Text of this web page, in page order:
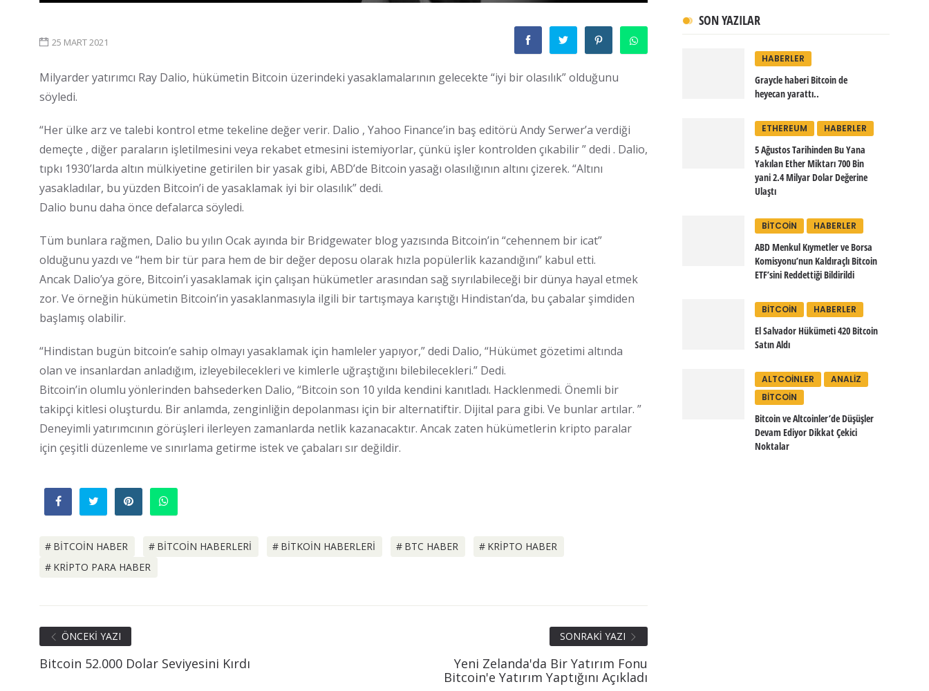
25 MART 2021
Milyarder yatırımcı Ray Dalio, hükümetin Bitcoin üzerindeki yasaklamalarının gelecekte “iyi bir olasılık” olduğunu
söyledi.
“Her ülke arz ve talebi kontrol etme tekeline değer verir. Dalio , Yahoo Finance’in baş editörü Andy Serwer’a verdiği
demeçte , diğer paraların işletilmesini veya rekabet etmesini istemiyorlar, çünkü işler kontrolden çıkabilir ” dedi . Dalio,
tıpkı 1930’larda altın mülkiyetine getirilen bir yasak gibi, ABD’de Bitcoin yasağı olasılığının altını çizerek. “Altını
yasakladılar, bu yüzden Bitcoin’i de yasaklamak iyi bir olasılık” dedi.
Dalio bunu daha önce defalarca söyledi.
Tüm bunlara rağmen, Dalio bu yılın Ocak ayında bir Bridgewater blog yazısında Bitcoin’in “cehennem bir icat”
olduğunu yazdı ve “hem bir tür para hem de bir değer deposu olarak hızla popülerlik kazandığını” kabul etti.
Ancak Dalio’ya göre, Bitcoin’i yasaklamak için çalışan hükümetler arasından sağ sıyrılabileceği bir dünya hayal etmek
zor. Ve örneğin hükümetin Bitcoin’in yasaklanmasıyla ilgili bir tartışmaya karıştığı Hindistan’da, bu çabalar şimdiden
başlamış olabilir.
“Hindistan bugün bitcoin’e sahip olmayı yasaklamak için hamleler yapıyor,” dedi Dalio, “Hükümet gözetimi altında
olan ve insanlardan anladığım, izleyebilecekleri ve kimlerle uğraştığını bilebilecekleri.” Dedi.
Bitcoin’in olumlu yönlerinden bahsederken Dalio, “Bitcoin son 10 yılda kendini kanıtladı. Hacklenmedi. Önemli bir
takipçi kitlesi oluşturdu. Bir anlamda, zenginliğin depolanması için bir alternatiftir. Dijital para gibi. Ve bunlar artılar. ”
Deneyimli yatırımcının görüşleri ilerleyen zamanlarda netlik kazanacaktır. Ancak zaten hükümetlerin kripto paralar
için çeşitli düzenleme ve sınırlama getirme istek ve çabaları sır değildir.
BITCOIN HABER BITCOIN HABERLERI BITKOIN HABERLERI BTC HABER
KRIPTO HABER
KRIPTO PARA HABER
ÖNCEKI YAZI
Bitcoin 52.000 Dolar Seviyesini Kırdı
SONRAKI YAZI
Yeni Zelanda'da Bir Yatırım Fonu
Bitcoin'e Yatırım Yaptığını Açıkladı
SON YAZILAR
HABERLER
Graycle haberi Bitcoin de
heyecan yarattı..
ETHEREUM HABERLER
5 Ağustos Tarihinden Bu Yana
Yakılan Ether Miktarı 700 Bin
yani 2.4 Milyar Dolar Değerine
Ulaştı
BITCOIN HABERLER
ABD Menkul Kıymetler ve Borsa
Komisyonu’nun Kaldıraçlı Bitcoin
ETF’sini Reddettiği Bildirildi
BITCOIN HABERLER
El Salvador Hükümeti 420 Bitcoin
Satın Aldı
ALTCOINLER
ANALIZ
BITCOIN
Bitcoin ve Altcoinler’de Düşüşler
Devam Ediyor Dikkat Çekici
Noktalar